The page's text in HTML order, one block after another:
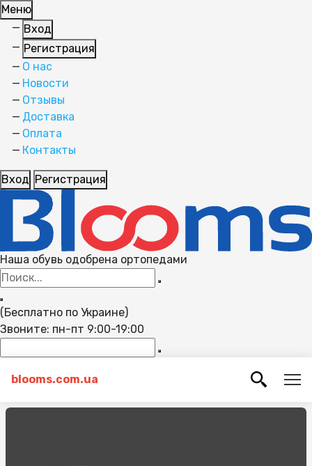
Меню
Вход
Регистрация
О нас
Новости
Отзывы
Доставка
Оплата
Контакты
Вход Регистрация
Наша обувь одобрена ортопедами
(Бесплатно по Украине)
Звоните: пн-пт 9:00-19:00
blooms.com.ua